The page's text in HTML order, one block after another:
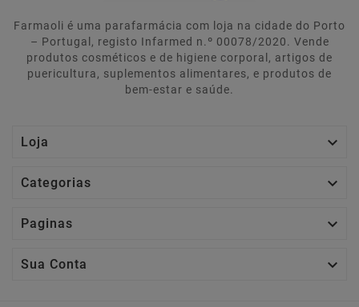
Farmaoli é uma parafarmácia com loja na cidade do Porto
– Portugal, registo Infarmed n.º 00078/2020. Vende
produtos cosméticos e de higiene corporal, artigos de
puericultura, suplementos alimentares, e produtos de
bem-estar e saúde.
Loja 
Categorias 
Paginas 
Sua Conta 